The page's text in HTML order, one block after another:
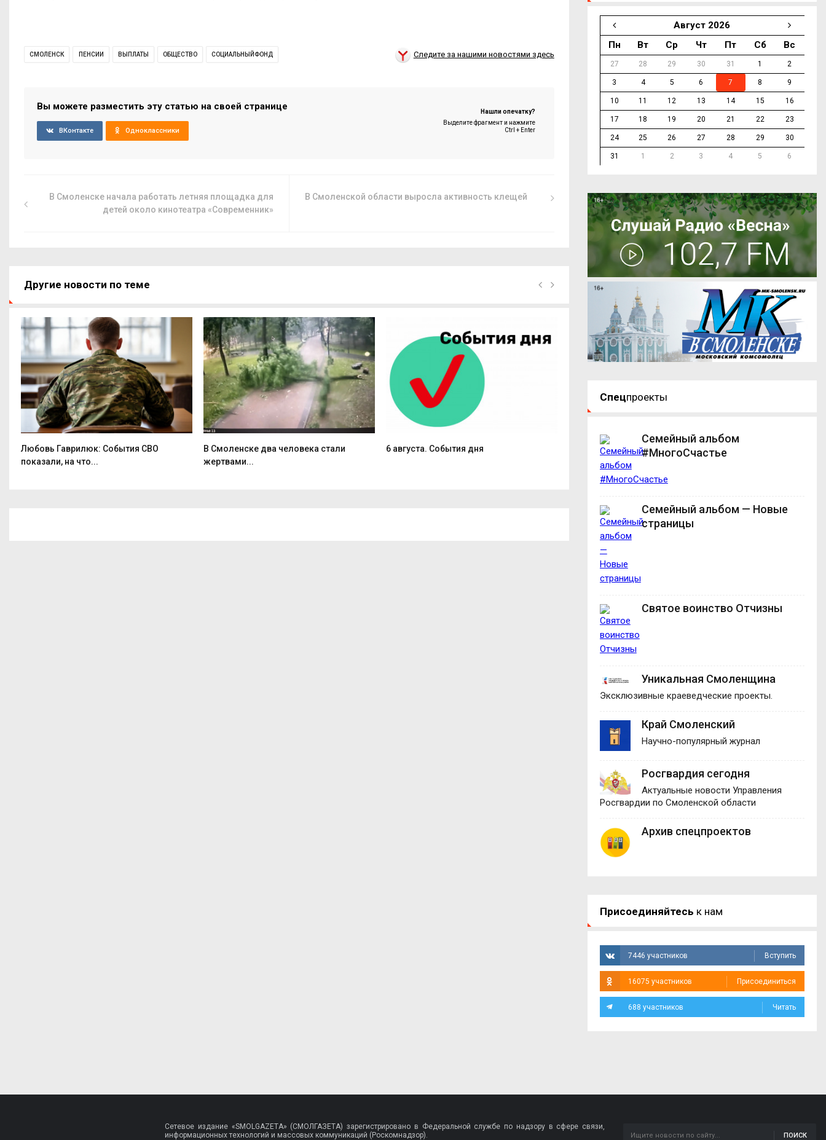
СМОЛЕНСК ПЕНСИИ ВЫПЛАТЫ ОБЩЕСТВО СОЦИАЛЬНЫЙФОНД Следите за нашими новостями здесь
Вы можете разместить эту статью на своей странице
ВКонтакте Одноклассники
Нашли опечатку?
Выделите фрагмент и нажмите
Ctrl + Enter
В Смоленске начала работать летняя площадка для
детей около кинотеатра «Современник»
В Смоленской области выросла активность клещей
Другие новости по теме
Любовь Гаврилюк: События СВО
показали, на что...
В Смоленске два человека стали
жертвами...
6 августа. События дня
В Смоленске демонтируют светофоры
на одном из...
Август 2026
Пн
Вт Ср Чт Пт Сб Вс
27 28 29 30 31 1 2
3 4 5 6 7 8 9
10 11 12 13 14 15 16
17 18 19 20 21 22 23
24 25 26 27 28 29 30
31 1 2 3 4 5 6
Спецпроекты
Семейный альбом
#МногоСчастье
Семейный альбом — Новые
страницы
Святое воинство Отчизны
Уникальная Смоленщина
Эксклюзивные краеведческие проекты.
Край Смоленский
Научно-популярный журнал
Росгвардия сегодня
Актуальные новости Управления
Росгвардии по Смоленской области
Архив спецпроектов
Присоединяйтесь к нам
7446 участников Вступить
16075 участников Присоединиться
688 участников Читать
Сетевое издание «SMOLGAZETA» (СМОЛГАЗЕТА) зарегистрировано в Федеральной службе по надзору в сфере связи,
информационных технологий и массовых коммуникаций (Роскомнадзор).
ПОИСК